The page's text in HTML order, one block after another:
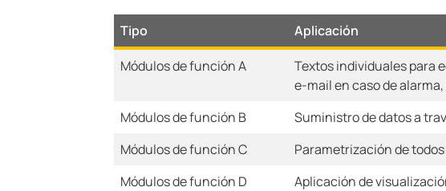
Tipo Aplicación
Módulos de función A
Textos individuales para
e-mail en caso de
Módulos de función B Suministro de datos a
Módulos de función C
Parametrización de
Módulos de función D
Aplicación de